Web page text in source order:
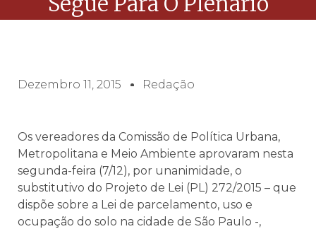
Dezembro 11, 2015 Redação
Os vereadores da Comissão de Política Urbana,
Metropolitana e Meio Ambiente aprovaram nesta
segunda-feira (7/12), por unanimidade, o
substitutivo do Projeto de Lei (PL) 272/2015 – que
dispõe sobre a Lei de parcelamento, uso e
ocupação do solo na cidade de São Paulo -,